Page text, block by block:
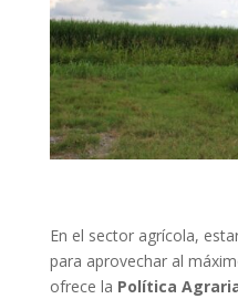
En el sector agrícola,
para aprovechar al
ofrece la Política